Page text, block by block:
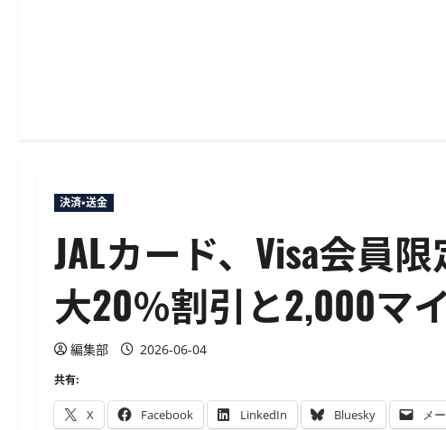
決済・送金
JALカード、Visa会員
大20％割引と2,000マ
編集部 2026-06-04
共有:
X Facebook LinkedIn Bluesky メ